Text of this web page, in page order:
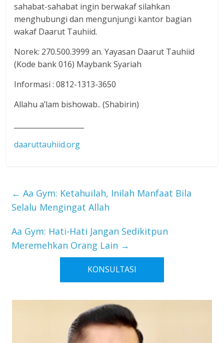
sahabat-sahabat ingin berwakaf silahkan
menghubungi dan mengunjungi kantor bagian
wakaf Daarut Tauhiid.
Norek: 270.500.3999 an. Yayasan Daarut Tauhiid
(Kode bank 016) Maybank Syariah
Informasi : 0812-1313-3650
Allahu a’lam bishowab.. (Shabirin)
daaruttauhiid.org
← Aa Gym: Ketahuilah, Inilah Manfaat Bila
Selalu Mengingat Allah
Aa Gym: Hati-Hati Jangan Sedikitpun
Meremehkan Orang Lain →
KONSULTASI